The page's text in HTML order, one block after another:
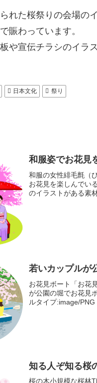
れた桜祭りの会場の
賑わっています。
や宣伝チラシのイラ
日本文化 祭り
和服姿でお花見
和服の女性緋毛氈（
お花見を楽しんでい
のイラストがある素
若いカップルが
お花見ボート「お花
が公園の堀でお花見
ルタイプ:image/PNG
知る人ぞ知る桜
桜の木小規模な桜林